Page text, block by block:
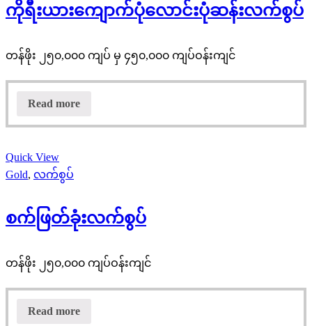
ကိုရီးယားကျောက်ပုံလောင်းပုံဆန်းလက်စွပ်
တန်ဖိုး ၂၅၀,၀၀၀ ကျပ် မှ ၄၅၀,၀၀၀ ကျပ်ဝန်းကျင်
Read more
Quick View
Gold, လက်စွပ်
စက်ဖြတ်ခုံးလက်စွပ်
တန်ဖိုး ၂၅၀,၀၀၀ ကျပ်ဝန်းကျင်
Read more